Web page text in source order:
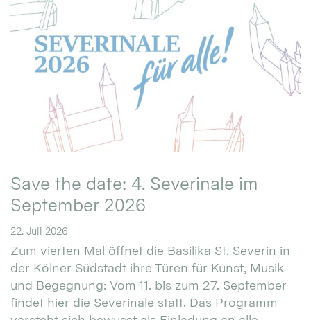
Save the date: 4. Severinale im
September 2026
22. Juli 2026
Zum vierten Mal öffnet die Basilika St. Severin in
der Kölner Südstadt ihre Türen für Kunst, Musik
und Begegnung: Vom 11. bis zum 27. September
findet hier die Severinale statt. Das Programm